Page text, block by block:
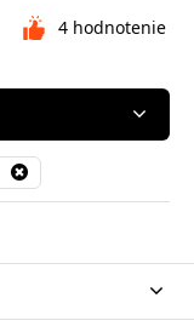
4 hodnotenie